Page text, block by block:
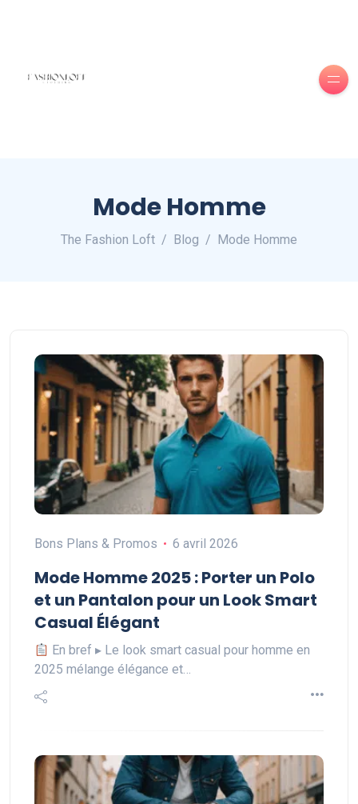
Mode Homme
The Fashion Loft Blog Mode Homme
Bons Plans & Promos 6 avril 2026
Mode Homme 2025 : Porter un Polo
et un Pantalon pour un Look Smart
Casual Élégant
En bref ▸ Le look smart casual pour homme en
2025 mélange élégance et…